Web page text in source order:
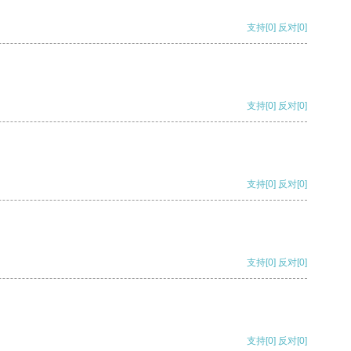
支持[0] 反对[0]
支持[0] 反对[0]
支持[0] 反对[0]
支持[0] 反对[0]
支持[0] 反对[0]